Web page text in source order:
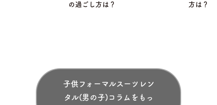
の過ごし方は？
方は？
子供フォーマルスーツレン
タル(男の子)コラムをもっ